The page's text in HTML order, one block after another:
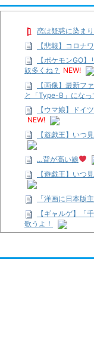
恋は疑惑に染ま
【悲報】コロナ
【ポケモンGO
奴多くね？ NEW!
【画像】最新フ
と「Type-B」になっ
【ウマ娘】ドイ
NEW!
【遊戯王】いつ
…背が高い娘
【遊戯王】いつ
「洋画に日本版
【ギャルゲ】「
歌うよ！